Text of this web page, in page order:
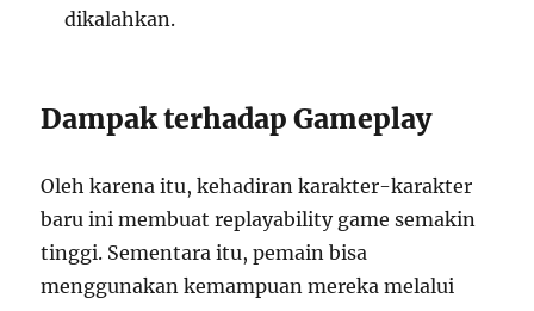
dikalahkan.
Dampak terhadap Gameplay
Oleh karena itu, kehadiran karakter-karakter
baru ini membuat replayability game semakin
tinggi. Sementara itu, pemain bisa
menggunakan kemampuan mereka melalui